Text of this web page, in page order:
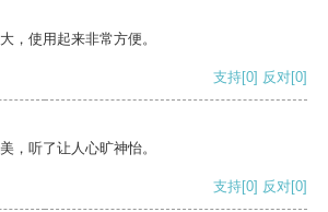
，使用起来非常方便。
支持[0] 反对[0]
，听了让人心旷神怡。
支持[0] 反对[0]